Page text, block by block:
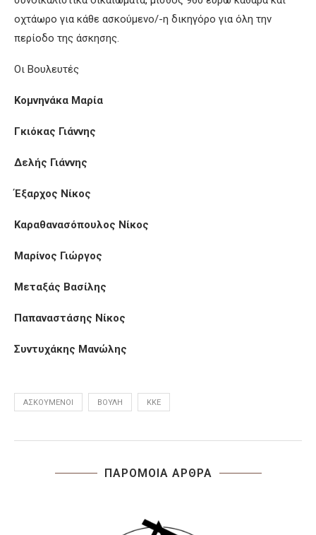
οχτάωρο για κάθε ασκούμενο/-η δικηγόρο για όλη την
περίοδο της άσκησης.
Οι Βουλευτές
Κομνηνάκα Μαρία
Γκιόκας Γιάννης
Δελής Γιάννης
Έξαρχος Νίκος
Καραθανασόπουλος Νίκος
Μαρίνος Γιώργος
Μεταξάς Βασίλης
Παπαναστάσης Νίκος
Συντυχάκης Μανώλης
ΑΣΚΟΎΜΕΝΟΙ ΒΟΥΛΉ ΚΚΕ
ΠΑΡΟΜΟΙΑ ΑΡΘΡΑ